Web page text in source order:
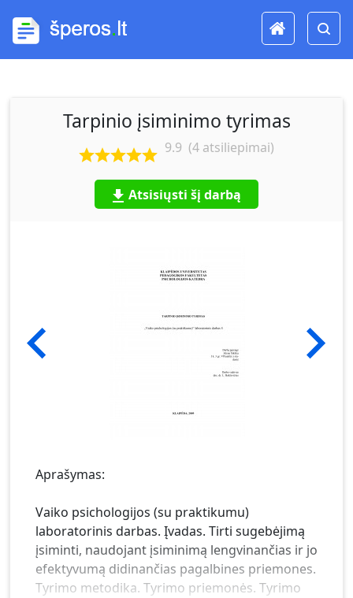
Tarpinio įsiminimo tyrimas
9.9 (4 atsiliepimai)
Atsisiųsti šį darbą
Aprašymas:
Vaiko psichologijos (su praktikumu)
laboratorinis darbas. Įvadas. Tirti sugebėjimą
įsiminti, naudojant įsiminimą lengvinančias ir jo
efektyvumą didinančias pagalbines priemones.
Tyrimo metodika. Tyrimo priemonės. Tyrimo